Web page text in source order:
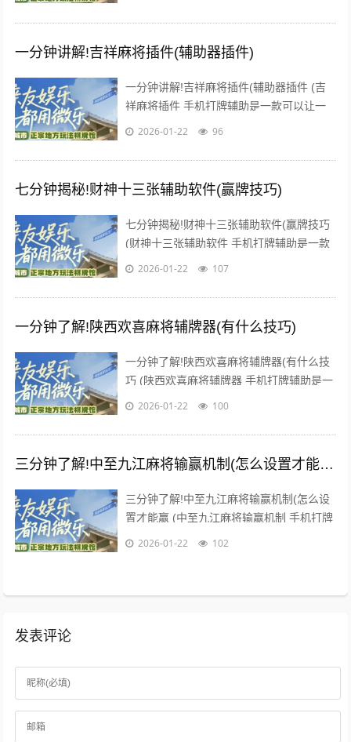
一分钟讲解!吉祥麻将插件(辅助器插件)
一分钟讲解!吉祥麻将插件(辅助器插件 (吉
祥麻将插件 手机打牌辅助是一款可以让一
直输的玩家，快速成为一个“必胜”的AI辅助
2026-01-22 96
七分钟揭秘!财神十三张辅助软件(赢牌技巧)
七分钟揭秘!财神十三张辅助软件(赢牌技巧
(财神十三张辅助软件 手机打牌辅助是一款
可以让一直输的玩家，快速成为一个“必胜”
2026-01-22 107
一分钟了解!陕西欢喜麻将辅牌器(有什么技巧)
一分钟了解!陕西欢喜麻将辅牌器(有什么技
巧 (陕西欢喜麻将辅牌器 手机打牌辅助是一
款可以让一直输的玩家，快速成为一个“必
2026-01-22 100
三分钟了解!中至九江麻将输赢机制(怎么设置才能赢)
三分钟了解!中至九江麻将输赢机制(怎么设
置才能赢 (中至九江麻将输赢机制 手机打牌
辅助是一款可以让一直输的玩家，快速成为
2026-01-22 102
发表评论